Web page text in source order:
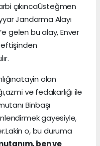
çıkıncaÜsteğmen
Jandarma Alayı
gelen bu alay, Enver
olan
ve fedakarlığı ile
Binbaşı
gayesiyle,
o, bu duruma
ben ve